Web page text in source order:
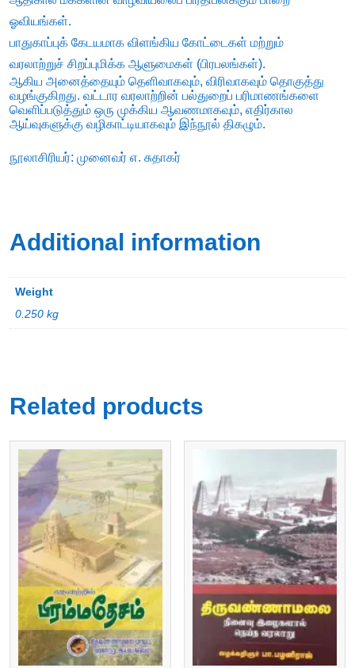
ஓவியங்கள்.
பாதுகாப்புக் கேடயமாக விளங்கிய கோட்டைகள் மற்றும்
வரலாற்றுச் சிறப்புமிக்க ஆளுமைகள் (பிரபலங்கள்).
ஆகிய அனைத்தையும் தெளிவாகவும், விரிவாகவும் தொகுத்து
வழங்குகிறது. வட்டார வரலாற்றின் பல்துறைப் பரிமாணங்களை
வெளிப்படுத்தும் ஒரு முக்கிய ஆவணமாகவும், எதிர்கால
ஆய்வுகளுக்கு வழிகாட்டியாகவும் இந்நூல் திகழும்.
நூலாசிரியர்: முனைவர் எ. சுதாகர்
Additional information
Weight
0.250 kg
Related products